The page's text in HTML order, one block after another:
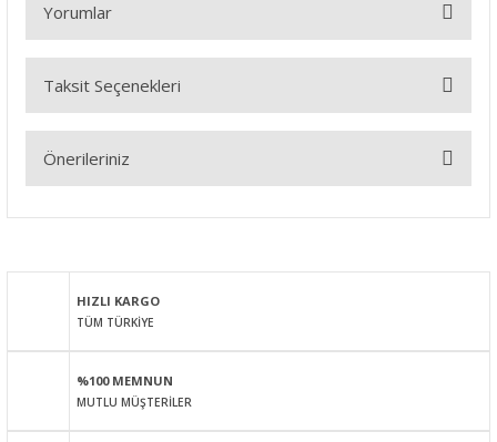
Yorumlar
Bu ürüne ilk yorumu siz yapın!
Taksit Seçenekleri
Önerileriniz
Görüş ve önerileriniz için teşekkür ederiz.
Ürün resmi kalitesiz, bozuk veya görüntülenemiyor.
Ürün bilgilerinde hatalar bulunuyor.
HIZLI KARGO
TÜM TÜRKİYE
%100 MEMNUN
MUTLU MÜŞTERİLER